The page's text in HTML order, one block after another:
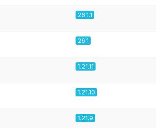
26.1.1
26.1
1.21.11
1.21.10
1.21.9